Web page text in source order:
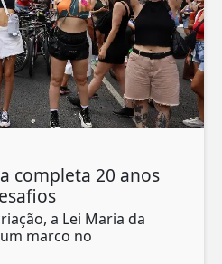
completa 20 anos
a Lei Maria da
marco no